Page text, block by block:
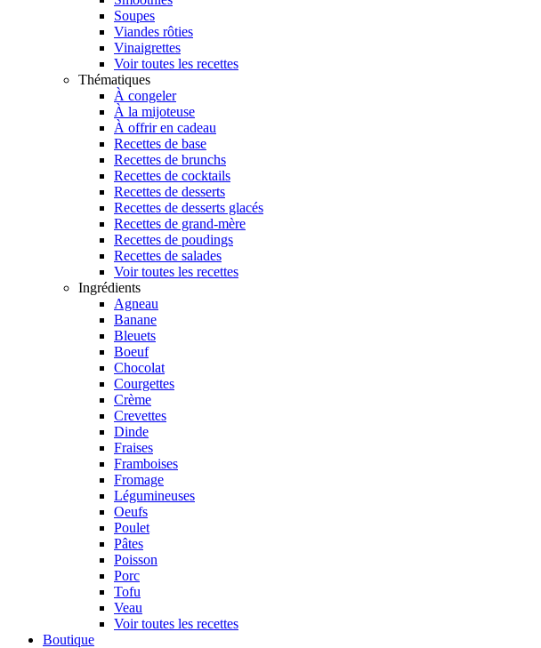
Soupes
Viandes rôties
Vinaigrettes
Voir toutes les recettes
Thématiques
À congeler
À la mijoteuse
À offrir en cadeau
Recettes de base
Recettes de brunchs
Recettes de cocktails
Recettes de desserts
Recettes de desserts glacés
Recettes de grand-mère
Recettes de poudings
Recettes de salades
Voir toutes les recettes
Ingrédients
Agneau
Banane
Bleuets
Boeuf
Chocolat
Courgettes
Crème
Crevettes
Dinde
Fraises
Framboises
Fromage
Légumineuses
Oeufs
Poulet
Pâtes
Poisson
Porc
Tofu
Veau
Voir toutes les recettes
Boutique